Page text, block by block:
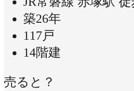
築26年
117戸
14階建
売ると？